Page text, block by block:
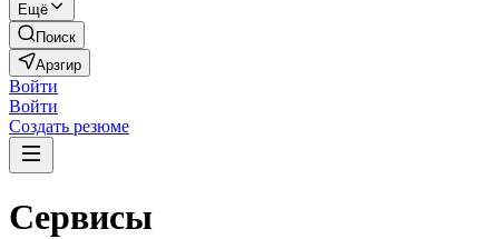
Ещё
Поиск
Арзгир
Войти
Войти
Создать резюме
Сервисы